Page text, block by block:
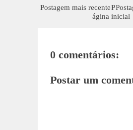
Postagem mais recenteP
ágina inicial
0 comentários:
Postar um